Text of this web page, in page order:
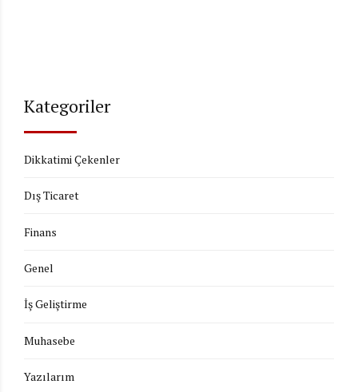
Kategoriler
Dikkatimi Çekenler
Dış Ticaret
Finans
Genel
İş Geliştirme
Muhasebe
Yazılarım